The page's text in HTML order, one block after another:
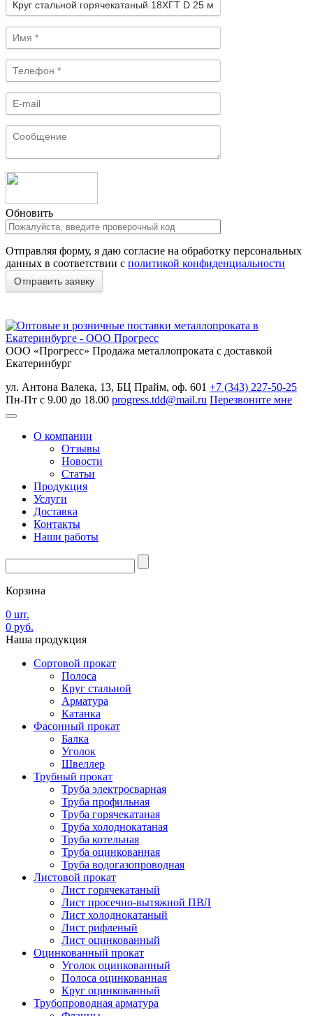
Обновить
Отправляя форму, я даю согласие на обработку персональных
данных в соответствии с политикой конфиденциальности
ООО «Прогресс» Продажа металлопроката с доставкой
Екатеринбург
ул. Антона Валека, 13, БЦ Прайм, оф. 601 +7 (343) 227-50-25
Пн-Пт с 9.00 до 18.00 progress.tdd@mail.ru Перезвоните мне
О компании
Отзывы
Новости
Статьи
Продукция
Услуги
Доставка
Контакты
Наши работы
Корзина
0 шт.
0 руб.
Наша продукция
Сортовой прокат
Полоса
Круг стальной
Арматура
Катанка
Фасонный прокат
Балка
Уголок
Швеллер
Трубный прокат
Труба электросварная
Труба профильная
Труба горячекатаная
Труба холоднокатаная
Труба котельная
Труба оцинкованная
Труба водогазопроводная
Листовой прокат
Лист горячекатаный
Лист просечно-вытяжной ПВЛ
Лист холоднокатаный
Лист рифленый
Лист оцинкованный
Оцинкованный прокат
Уголок оцинкованный
Полоса оцинкованная
Круг оцинкованный
Трубопроводная арматура